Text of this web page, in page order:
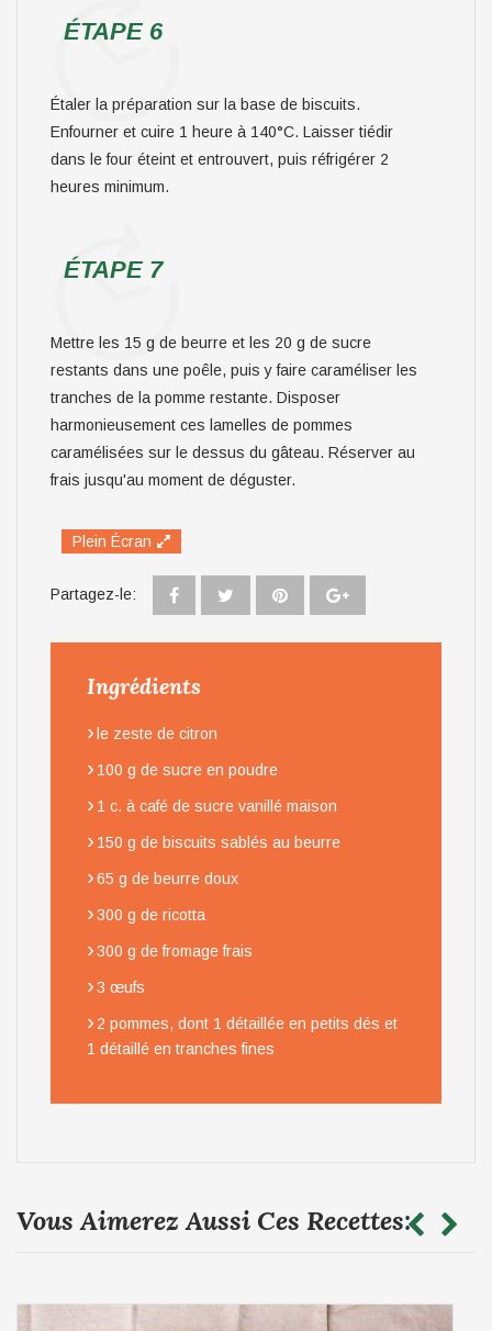
ÉTAPE 6
Étaler la préparation sur la base de biscuits.
Enfourner et cuire 1 heure à 140°C. Laisser tiédir
dans le four éteint et entrouvert, puis réfrigérer 2
heures minimum.
ÉTAPE 7
Mettre les 15 g de beurre et les 20 g de sucre
restants dans une poêle, puis y faire caraméliser les
tranches de la pomme restante. Disposer
harmonieusement ces lamelles de pommes
caramélisées sur le dessus du gâteau. Réserver au
frais jusqu'au moment de déguster.
Plein Écran
Partagez-le:
Ingrédients
› le zeste de citron
› 100 g de sucre en poudre
› 1 c. à café de sucre vanillé maison
› 150 g de biscuits sablés au beurre
›65 g de beurre doux
›300 g de ricotta
›300 g de fromage frais
›3 œufs
› 2 pommes, dont 1 détaillée en petits dés et
1 détaillé en tranches fines
Vous Aimerez Aussi Ces Recettes: